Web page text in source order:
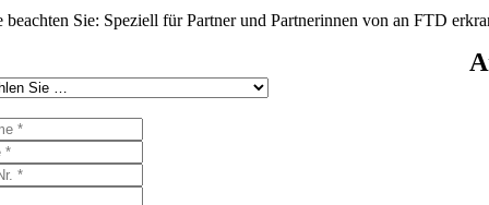
beachten Sie: Speziell für Partner und Partnerinnen von an FTD